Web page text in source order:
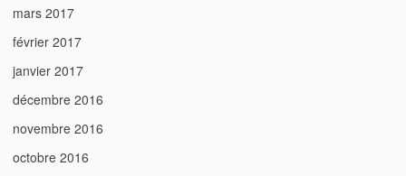
mars 2017
février 2017
janvier 2017
décembre 2016
novembre 2016
octobre 2016